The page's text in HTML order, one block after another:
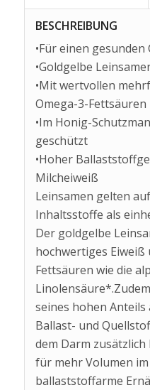
BESCHREIBUNG
•Für einen
•Goldgelbe
•Mit wertvollen
Omega-3-Fettsäuren
•Im Honig-
geschützt
•Hoher
Milcheiweiß
Leinsamen gelten
Inhaltsstoffe als
Der goldgelbe
hochwertiges Eiweiß
Fettsäuren wie die
seines hohen
Ballast- und
dem Darm
für mehr Volumen im
ballaststoffarme